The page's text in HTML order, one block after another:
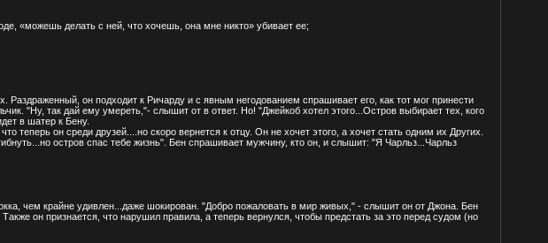
«можешь делать с ней, что хочешь, она мне никто» убивает ее;
он подходит к Ричарду и с явным негодованием спрашивает его, как тот мог принести
"Ну, так дай ему умереть,"- слышит от в ответ. Но! "Джейкоб хотел этого...Остров выбирает тех, кого
в шатер к Бену.
теперь он среди друзей....но скоро вернется к отцу. Он не хочет этого, а хочет стать одним их Других.
остров спас тебе жизнь". Бен спрашивает мужчину, кто он, и слышит: "Я Чарльз...Чарльз
чем крайне удивлен...даже шокирован. "Добро пожаловать в мир живых," - слышит он от Джона. Бен
он признается, что нарушил правила, а теперь вернулся, чтобы предстать за это перед судом (но